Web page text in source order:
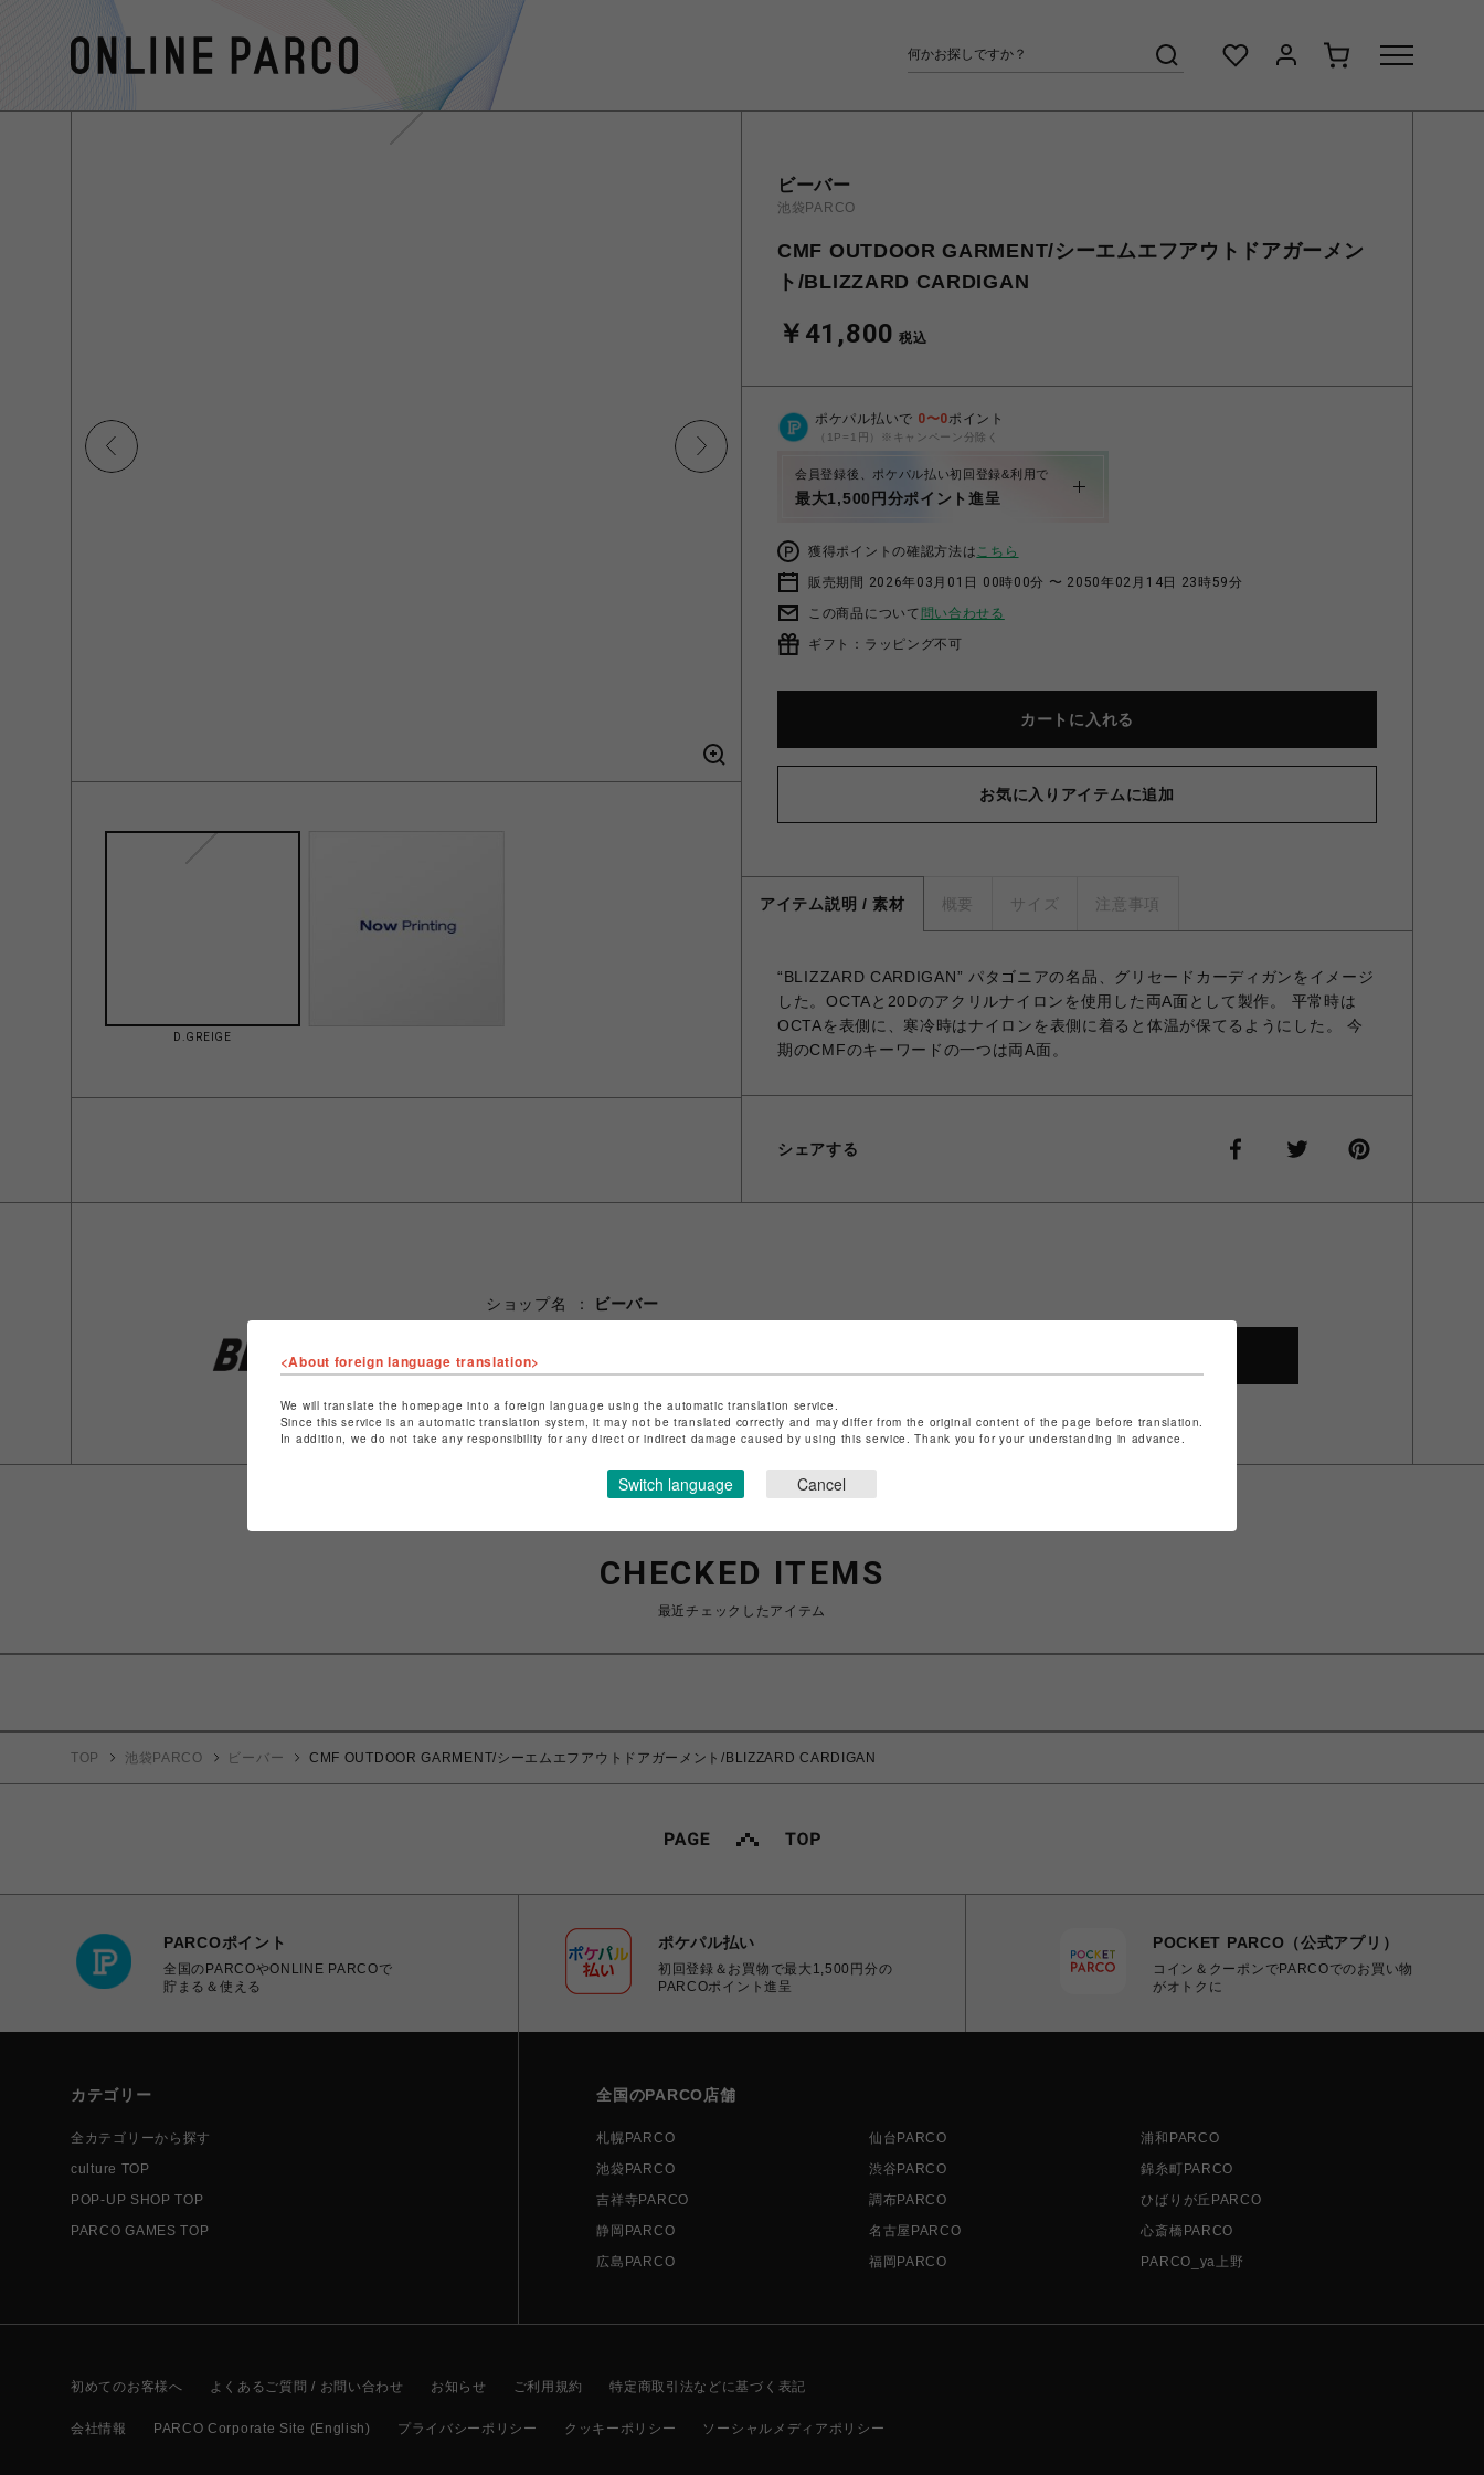
D.GREIGE
ビーバー
池袋PARCO
CMF OUTDOOR GARMENT/シーエムエフアウトドアガーメン
ト/BLIZZARD CARDIGAN
￥41,800 税込
ポケパル払いで 0〜0ポイント
（1P=1円）※キャンペーン分除く
会員登録後、ポケパル払い初回登録&利用で
最大1,500円分ポイント進呈
獲得ポイントの確認方法はこちら
販売期間 2026年03月01日 00時00分 〜 2050年02月14日 23時59分
この商品について 問い合わせる
ギフト：ラッピング不可
カートに入れる
お気に入りアイテムに追加
アイテム説明 / 素材 概要 サイズ 注意事項
“BLIZZARD CARDIGAN” パタゴニアの名品、グリセードカーディガンをイメージ
した。OCTAと20Dのアクリルナイロンを使用した両A面として製作。 平常時は
OCTAを表側に、寒冷時はナイロンを表側に着ると体温が保てるようにした。 今
期のCMFのキーワードの一つは両A面。
シェアする
ショップ名
ビーバー
特定商取引法など法令に基づく表記はこちら
ショップお問い合わせは こちら
CHECKED ITEMS
最近チェックしたアイテム
TOP 池袋PARCO ビーバー CMF OUTDOOR GARMENT/シーエムエフアウトドアガーメント/BLIZZARD CARDIGAN
PARCOポイント
全国のPARCOやONLINE PARCOで
貯まる＆使える
ポケパル払い
初回登録＆お買物で最大1,500円分の
PARCOポイント進呈
POCKET PARCO（公式アプリ）
コイン＆クーポンでPARCOでのお買い物
がオトクに
カテゴリー
全カテゴリーから探す
culture TOP
POP-UP SHOP TOP
PARCO GAMES TOP
全国のPARCO店舗
札幌PARCO 仙台PARCO
浦和PARCO
池袋PARCO
渋谷PARCO
錦糸町PARCO
吉祥寺PARCO
調布PARCO
ひばりが丘PARCO
静岡PARCO
名古屋PARCO
心斎橋PARCO
広島PARCO
福岡PARCO PARCO_ya上野
初めてのお客様へ よくあるご質問 / お問い合わせ お知らせ ご利用規約 特定商取引法などに基づく表記
会社情報 PARCO Corporate Site (English) プライバシーポリシー クッキーポリシー ソーシャルメディアポリシー
<About foreign language translation>
We will translate the homepage into a foreign language using the automatic translation service.
Since this service is an automatic translation system, it may not be translated correctly and may differ from the original content of the page before translation.
In addition, we do not take any responsibility for any direct or indirect damage caused by using this service. Thank you for your understanding in advance.
Switch language Cancel